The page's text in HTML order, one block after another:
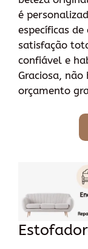
é
específicas
satisfação
confiável e
Graciosa,
orçamento